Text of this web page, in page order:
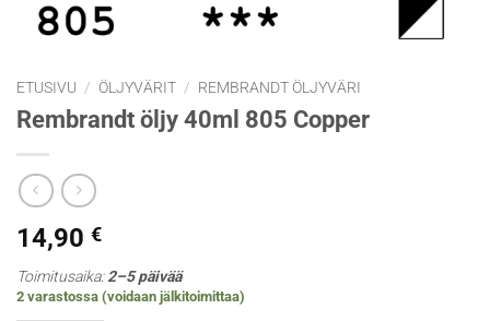
ETUSIVU / ÖLJYVÄRIT / REMBRANDT ÖLJYVÄRI
Rembrandt öljy 40ml 805 Copper
14,90 €
Toimitusaika:2–5 päivää
2 varastossa (voidaan jälkitoimittaa)